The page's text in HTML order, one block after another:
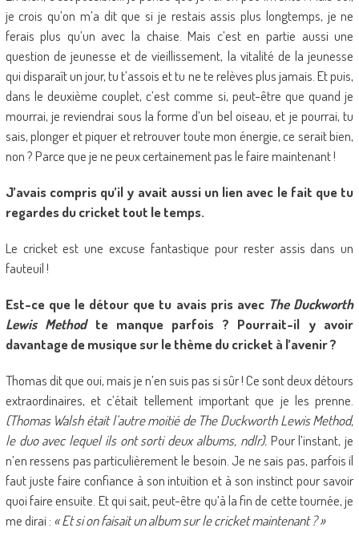
je crois qu’on m’a dit que si je restais assis plus longtemps, je ne
ferais plus qu’un avec la chaise. Mais c’est en partie aussi une
question de jeunesse et de vieillissement, la vitalité de la jeunesse
qui disparaît un jour, tu t’assois et tu ne te relèves plus jamais. Et puis,
dans le deuxième couplet, c’est comme si, peut-être que quand je
mourrai, je reviendrai sous la forme d’un bel oiseau, et je pourrai, tu
sais, plonger et piquer et retrouver toute mon énergie, ce serait bien,
non ? Parce que je ne peux certainement pas le faire maintenant !
J’avais compris qu’il y avait aussi un lien avec le fait que tu
regardes du cricket tout le temps.
Le cricket est une excuse fantastique pour rester assis dans un
fauteuil !
Est-ce que le détour que tu avais pris avec The Duckworth
Lewis Methodte manque parfois ? Pourrait-il y avoir
davantage de musique sur le thème du cricket à l’avenir ?
Thomas dit que oui, mais je n’en suis pas si sûr ! Ce sont deux détours
extraordinaires, et c’était tellement important que je les prenne.
(Thomas Walsh était l’autre moitié de The Duckworth Lewis Method,
le duo avec lequel ils ont sorti deux albums, ndlr). Pour l’instant, je
n’en ressens pas particulièrement le besoin. Je ne sais pas, parfois il
faut juste faire confiance à son intuition et à son instinct pour savoir
quoi faire ensuite. Et qui sait, peut-être qu’à la fin de cette tournée, je
me dirai : « Et si on faisait un album sur le cricket maintenant ? »